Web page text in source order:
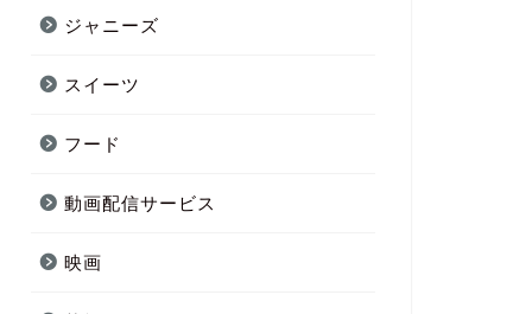
ジャニーズ
スイーツ
フード
動画配信サービス
映画